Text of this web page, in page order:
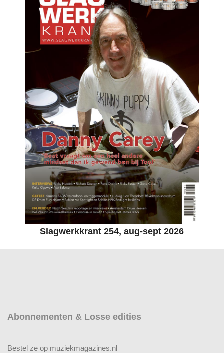
Slagwerkkrant 254, aug-sept 2026
Abonnementen & Losse edities
Bestel ze op muziekmagazines.nl